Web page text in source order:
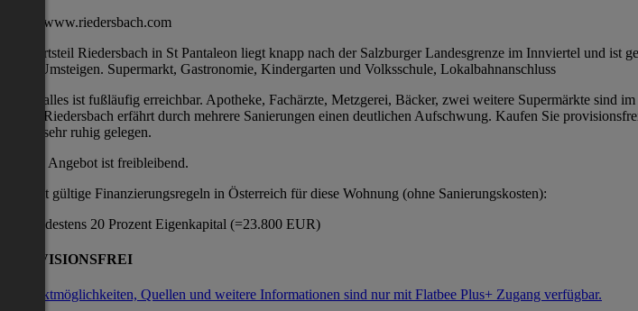
www.riedersbach.com
Der Ortsteil Riedersbach in St Pantaleon liegt knapp nach der Salzburger Landesgrenze im Innviertel und
ohne Umsteigen. Supermarkt, Gastronomie, Kindergarten und Volksschule, Lokalbahnanschluss
alles ist fußläufig erreichbar. Apotheke, Fachärzte, Metzgerei, Bäcker, zwei weitere Supermärkte sind
Riedersbach erfährt durch mehrere Sanierungen einen deutlichen Aufschwung. Kaufen Sie
sehr ruhig gelegen.
Dieses Angebot ist freibleibend.
Derzeit gültige Finanzierungsregeln in Österreich für diese Wohnung (ohne Sanierungskosten):
1. Mindestens 20 Prozent Eigenkapital (=23.800 EUR)
PROVISIONSFREI
Kontaktmöglichkeiten, Quellen und weitere Informationen sind nur mit Flatbee Plus+ Zugang verfügbar.